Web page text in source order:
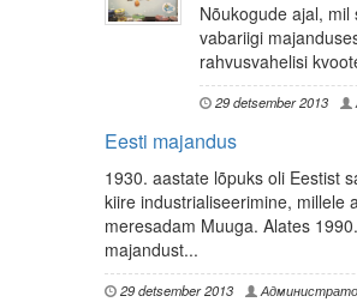
Nõukogude ajal,
vabariigi
rahvusvahelisi
29 detsember 2013
Eesti majandus
1930. aastate lõpuks oli Eestist
kiire industrialiseerimine, millele
meresadam Muuga. Alates
majandust...
29 detsember 2013